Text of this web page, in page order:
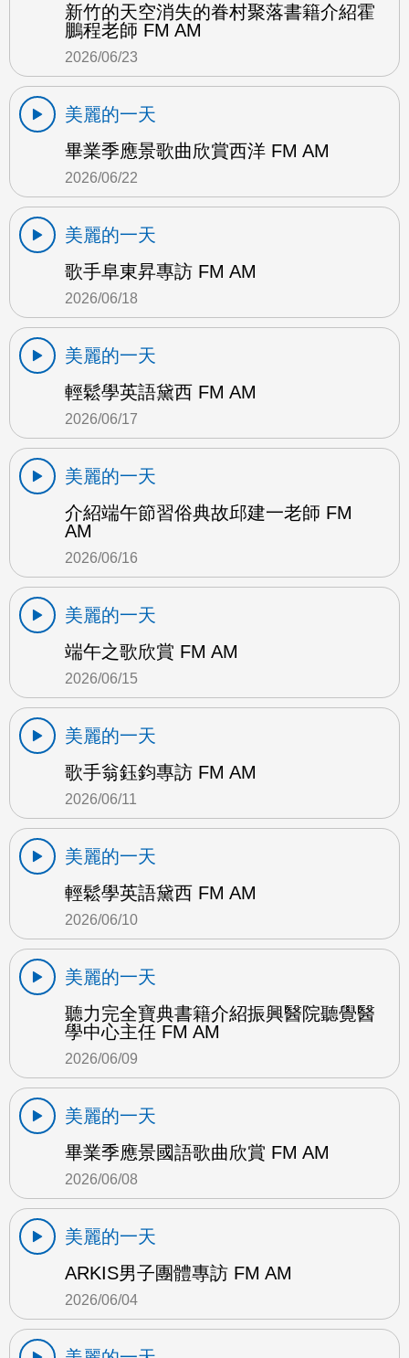
新竹的天空消失的眷村聚落書籍介紹霍
鵬程老師 FM AM
2026/06/23
美麗的一天
畢業季應景歌曲欣賞西洋 FM AM
2026/06/22
美麗的一天
歌手阜東昇專訪 FM AM
2026/06/18
美麗的一天
輕鬆學英語黛西 FM AM
2026/06/17
美麗的一天
介紹端午節習俗典故邱建一老師 FM
AM
2026/06/16
美麗的一天
端午之歌欣賞 FM AM
2026/06/15
美麗的一天
歌手翁鈺鈞專訪 FM AM
2026/06/11
美麗的一天
輕鬆學英語黛西 FM AM
2026/06/10
美麗的一天
聽力完全寶典書籍介紹振興醫院聽覺醫
學中心主任 FM AM
2026/06/09
美麗的一天
畢業季應景國語歌曲欣賞 FM AM
2026/06/08
美麗的一天
ARKIS男子團體專訪 FM AM
2026/06/04